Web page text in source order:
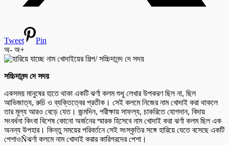
Tweet
Pin
অ- অ+
সচ্চিদানন্দ দে সদয়
একসময় মানুষের হাতে থাকা একটি ঝর্ণা কলম শুধু লেখার উপকরণ ছিল না, ছিল
আভিজাত্য, রুচি ও ব্যক্তিত্বের প্রতীক। সেই কলমে নিজের নাম খোদাই করা থাকলে
তার মূল্য আরও বেড়ে যেত। জন্মদিন, পরীক্ষায় সাফল্য, চাকরিতে যোগদান, বিদায়
সংবর্ধনা কিংবা বিশেষ কোনো অর্জনের স্মারক হিসেবে নাম খোদাই করা ঝর্ণা কলম ছিল এক
অনন্য উপহার। কিন্তু সময়ের পরিবর্তনে সেই সংস্কৃতির সঙ্গে হারিয়ে যেতে বসেছে একটি
পেশাওÑঝর্ণা কলমে নাম খোদাই করার কারিগরদের পেশা।